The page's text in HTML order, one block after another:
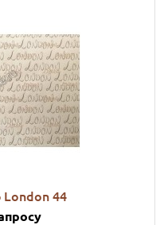
London 44